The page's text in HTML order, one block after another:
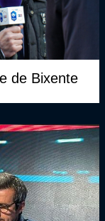
de Bixente